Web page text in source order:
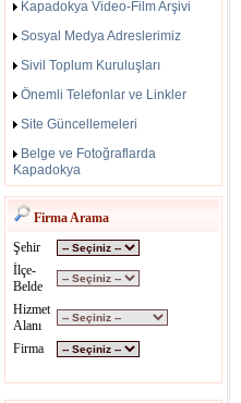
Kapadokya Video-Film Arşivi
Sosyal Medya Adreslerimiz
Sivil Toplum Kuruluşları
Önemli Telefonlar ve Linkler
Site Güncellemeleri
Belge ve Fotoğraflarda
Kapadokya
Firma Arama
Şehir
İlçe-
Belde
Hizmet
Alanı
Firma